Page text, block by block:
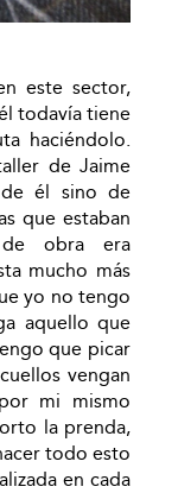
este sector,
todavía tiene
haciéndolo.
de Jaime
él sino de
que estaban
obra era
mucho más
yo no tengo
aquello que
que picar
vengan
mi mismo
la prenda,
todo esto
en cada